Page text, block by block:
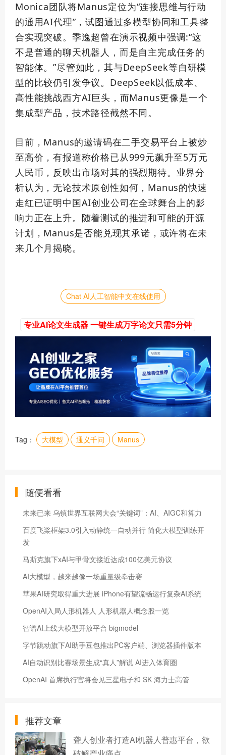
Monica团队将Manus定位为“连接思维与行动
的通用AI代理”，试图通过多模型协同和工具整
合实现突破。季逸超曾在演示视频中强调:“这
不是普通的聊天机器人，而是自主完成任务的
智能体。”尽管如此，其与DeepSeek等自研模
型的比较仍引发争议。DeepSeek以低成本、
高性能挑战西方AI巨头，而Manus更像是一个
集成型产品，技术路径截然不同。
目前，Manus的邀请码在二手交易平台上被炒
至高价，有报道称价格已从999元飙升至5万元
人民币，反映出市场对其的强烈期待。业界分
析认为，无论技术原创性如何，Manus的快速
走红已证明中国AI创业公司在全球舞台上的影
响力正在上升。随着测试的推进和可能的开源
计划，Manus是否能兑现其承诺，或许将在未
来几个月揭晓。
Chat AI人工智能中文在线使用
专业AI论文生成器 一键生成万字论文只需5分钟
Tag： 大模型 通义千问 Manus
随便看看
未来已来 乌镇世界互联网大会“关键词”：AI、AIGC和算力
百度飞桨框架3.0引入动静统一自动并行 简化大模型训练开
发
马斯克旗下xAI与甲骨文接近达成100亿美元协议
AI大模型，越来越像一场重量级拳击赛
苹果AI研究取得重大进展 iPhone有望流畅运行复杂AI系统
OpenAI入局人形机器人 人形机器人概念股一览
智谱AI上线大模型开放平台 bigmodel
字节跳动旗下AI助手豆包推出PC客户端、浏览器插件版本
AI自动识别比赛场景生成“真人”解说 AI进入体育圈
OpenAI 首席执行官将会见三星电子和 SK 海力士高管
推荐文章
聋人创业者打造AI机器人普惠平台，欲